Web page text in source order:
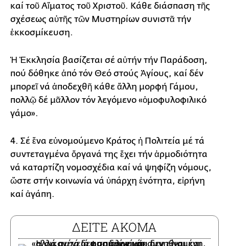
καί τοῦ Αἵματος τοῦ Χριστοῦ. Κάθε διάσπαση τῆς
σχέσεως αὐτῆς τῶν Μυστηρίων συνιστᾶ τήν
ἐκκοσμίκευση.
Ἡ Ἐκκλησία βασίζεται σέ αὐτήν τήν Παράδοση,
πού δόθηκε ἀπό τόν Θεό στούς Ἁγίους, καί δέν
μπορεῖ νά ἀποδεχθῆ κάθε ἄλλη μορφή Γάμου,
πολλῷ δέ μᾶλλον τόν λεγόμενο «ὁμοφυλοφιλικό
γάμο».
4. Σέ ἕνα εὐνομούμενο Κράτος ἡ Πολιτεία μέ τά
συντεταγμένα ὄργανά της ἔχει τήν ἁρμοδιότητα
νά καταρτίζη νομοσχέδια καί νά ψηφίζη νόμους,
ὥστε στήν κοινωνία νά ὑπάρχη ἑνότητα, εἰρήνη
καί ἀγάπη.
ΔΕΙΤΕ ΑΚΟΜΑ